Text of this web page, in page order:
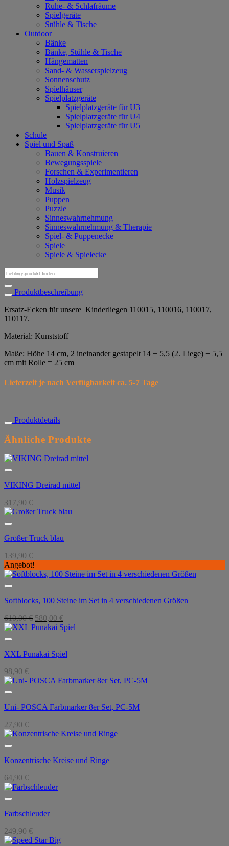
Ruhe- & Schlafräume
Spielgeräte
Stühle & Tische
Outdoor
Bänke
Bänke, Stühle & Tische
Hängematten
Sand- & Wasserspielzeug
Sonnenschutz
Spielhäuser
Spielplatzgeräte
Spielplatzgeräte für U3
Spielplatzgeräte für U4
Spielplatzgeräte für U5
Schule
Spiel und Spaß
Bauen & Konstruieren
Bewegungsspiele
Forschen & Experimentieren
Holzspielzeug
Musik
Puppen
Puzzle
Sinneswahrnehmung
Sinneswahrnehmung & Therapie
Spiel- & Puppenecke
Spiele
Spiele & Spielecke
Suchen
nach:
Produktbeschreibung
Ersatz-Ecken für unsere Kinderliegen 110015, 110016, 110017,
110117.
Material: Kunststoff
Maße: Höhe 14 cm, 2 ineinander gestapelt 14 + 5,5 (2. Liege) + 5,5
cm mit Rolle = 25 cm
Lieferzeit je nach Verfügbarkeit ca. 5-7 Tage
Produktdetails
Ähnliche Produkte
VIKING Dreirad mittel
317,90 €
Großer Truck blau
139,90 €
Angebot!
Softblocks, 100 Steine im Set in 4 verschiedenen Größen
610,00€ Ursprünglicher
Preis
580,00 €Aktueller
Preis
XXL Punakai Spiel
98,90 €
Uni- POSCA Farbmarker 8er Set, PC-5M
27,90 €
Konzentrische Kreise und Ringe
64,90 €
Farbschleuder
249,90 €